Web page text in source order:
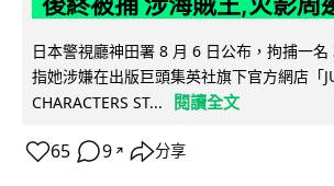
日本警視廳神田署 8 月 6 日公布，拘捕一名
指她涉嫌在出版巨頭集英社旗下官方網店「
CHARACTERS ST...
閱讀全文
65 9 ↗ 分享